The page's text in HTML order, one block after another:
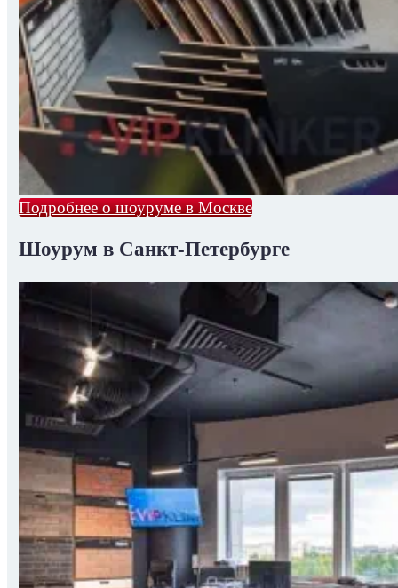
Подробнее о шоуруме в Москве
Шоурум в Санкт-Петербурге